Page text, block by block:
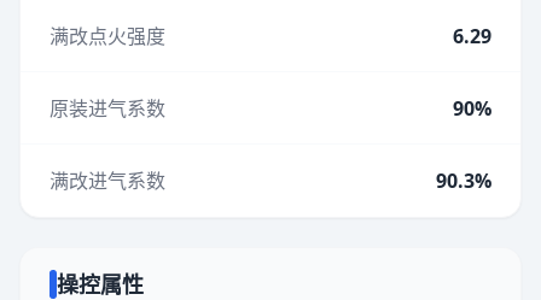
满改点火强度 6.29
原装进气系数 90%
满改进气系数 90.3%
操控属性